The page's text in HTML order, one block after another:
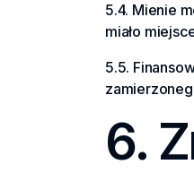
5.4. Mienie
miało
5.5.
6.